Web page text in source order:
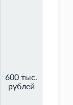
600 тыс.
рублей